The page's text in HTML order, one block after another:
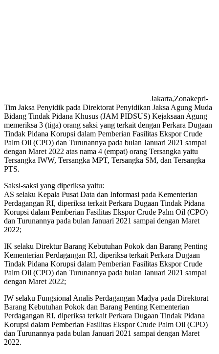
Jakarta,Zonakepri-
Tim Jaksa Penyidik pada Direktorat Penyidikan Jaksa Agung Muda
Bidang Tindak Pidana Khusus (JAM PIDSUS) Kejaksaan Agung
memeriksa 3 (tiga) orang saksi yang terkait dengan Perkara Dugaan
Tindak Pidana Korupsi dalam Pemberian Fasilitas Ekspor Crude
Palm Oil (CPO) dan Turunannya pada bulan Januari 2021 sampai
dengan Maret 2022 atas nama 4 (empat) orang Tersangka yaitu
Tersangka IWW, Tersangka MPT, Tersangka SM, dan Tersangka
PTS.
Saksi-saksi yang diperiksa yaitu:
AS selaku Kepala Pusat Data dan Informasi pada Kementerian
Perdagangan RI, diperiksa terkait Perkara Dugaan Tindak Pidana
Korupsi dalam Pemberian Fasilitas Ekspor Crude Palm Oil (CPO)
dan Turunannya pada bulan Januari 2021 sampai dengan Maret
2022;
IK selaku Direktur Barang Kebutuhan Pokok dan Barang Penting
Kementerian Perdagangan RI, diperiksa terkait Perkara Dugaan
Tindak Pidana Korupsi dalam Pemberian Fasilitas Ekspor Crude
Palm Oil (CPO) dan Turunannya pada bulan Januari 2021 sampai
dengan Maret 2022;
IW selaku Fungsional Analis Perdagangan Madya pada Direktorat
Barang Kebutuhan Pokok dan Barang Penting Kementerian
Perdagangan RI, diperiksa terkait Perkara Dugaan Tindak Pidana
Korupsi dalam Pemberian Fasilitas Ekspor Crude Palm Oil (CPO)
dan Turunannya pada bulan Januari 2021 sampai dengan Maret
2022.